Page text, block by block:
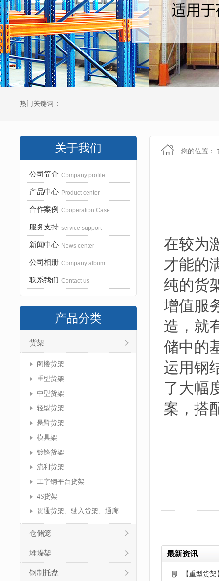
热门关键词：
关于我们
公司简介 Company profile
产品中心 Product center
合作案例 Cooperation Case
服务支持 service support
新闻中心 News center
公司相册 Company album
联系我们 Contact us
产品分类
货架
阁楼货架
重型货架
中型货架
轻型货架
悬臂货架
模具架
镀铬货架
流利货架
工字钢平台货架
4S货架
贯通货架、驶入货架、通廊货架
仓储笼
堆垛架
钢制托盘
您的位置：
在较为
才能的
纯的货
增值服
造，就
储中的
运用钢
了大幅
案，搭
最新资讯
【重型货